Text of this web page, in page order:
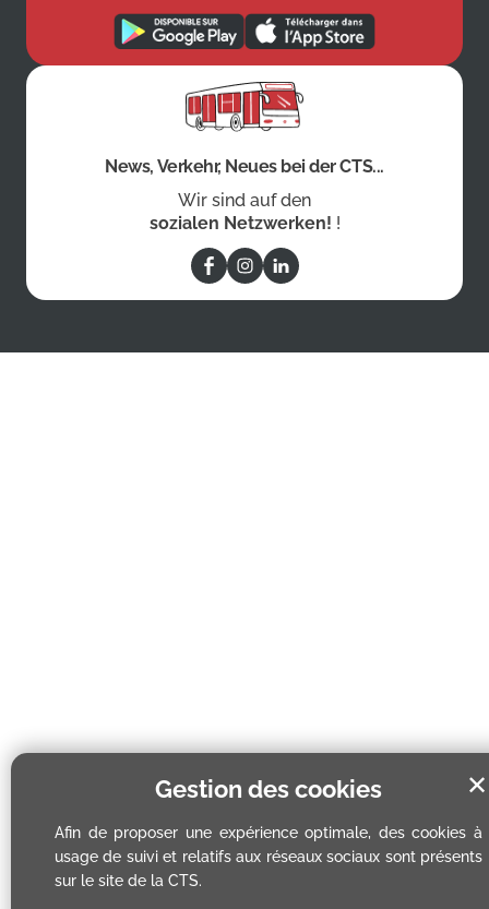
Gestion des cookies
Afin de proposer une expérience optimale, des cookies à
usage de suivi et relatifs aux réseaux sociaux sont présents
sur le site de la CTS.
✕
News, Verkehr, Neues bei der CTS...
Wir sind auf den
sozialen Netzwerken! !